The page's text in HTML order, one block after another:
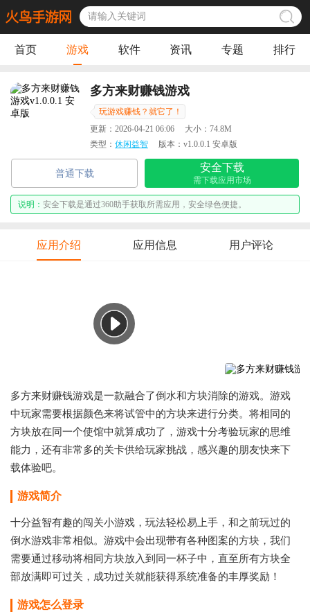
首页 游戏 软件 资讯 专题 排行
多方来财赚钱游戏
玩游戏赚钱？就它了！
更新： 2026-04-21 06:06 大小： 74.8M
类型： 休闲益智 版本： v1.0.0.1 安卓版
普通下载
安全下载
需下载应用市场
说明： 安全下载是通过360助手获取所需应用，安全绿色便捷。
应用介绍 应用信息 用户评论
多方来财赚钱游戏是一款融合了倒水和方块消除的游戏。游戏
中玩家需要根据颜色来将试管中的方块来进行分类。将相同的
方块放在同一个使馆中就算成功了，游戏十分考验玩家的思维
能力，还有非常多的关卡供给玩家挑战，感兴趣的朋友快来下
载体验吧。
游戏简介
十分益智有趣的闯关小游戏，玩法轻松易上手，和之前玩过的
倒水游戏非常相似。游戏中会出现带有各种图案的方块，我们
需要通过移动将相同方块放入到同一杯子中，直至所有方块全
部放满即可过关，成功过关就能获得系统准备的丰厚奖励！
游戏怎么登录